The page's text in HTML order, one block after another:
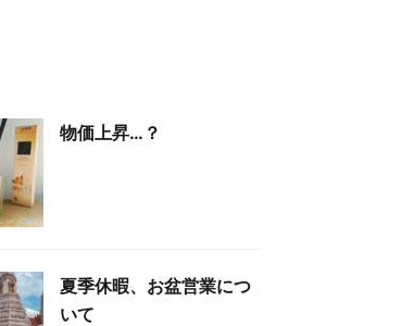
物価上昇…？
夏季休暇、お盆営業につ
いて